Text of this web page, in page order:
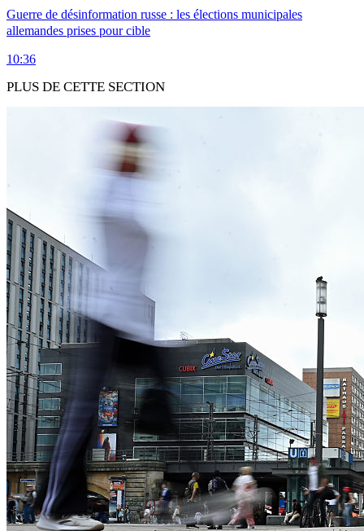
Guerre de désinformation russe : les élections municipales
allemandes prises pour cible
10:36
PLUS DE CETTE SECTION